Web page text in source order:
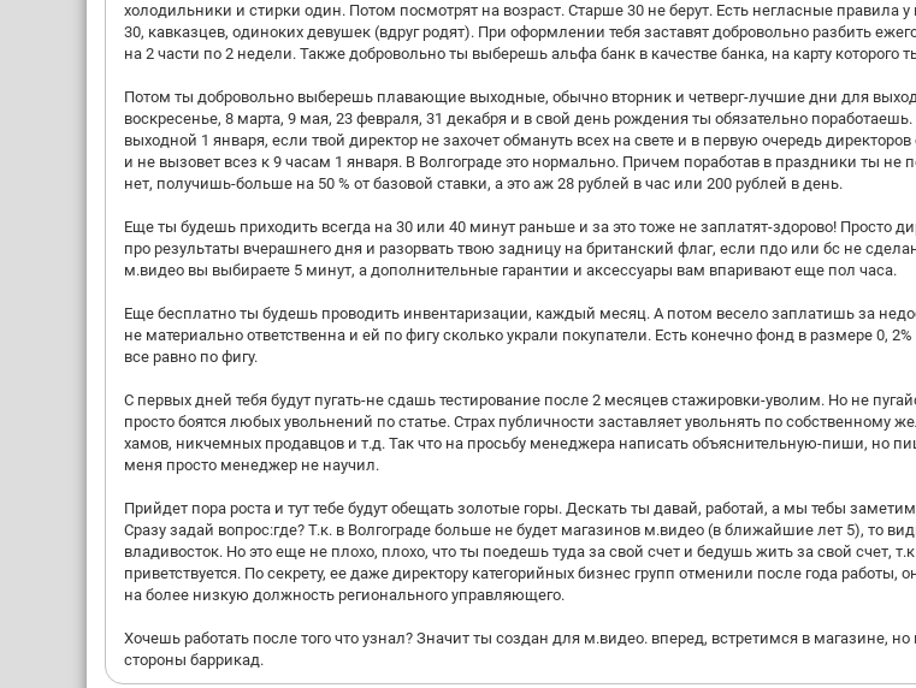
холодильники и стирки один. Потом посмотрят на возраст. Старше 30 не берут. Есть негласные правила
30, кавказцев, одиноких девушек (вдруг родят). При оформлении тебя заставят добровольно разбить
на 2 части по 2 недели. Также добровольно ты выберешь альфа банк в качестве банка, на карту которого
Потом ты добровольно выберешь плавающие выходные, обычно вторник и четверг-лучшие дни для
воскресенье, 8 марта, 9 мая, 23 февраля, 31 декабря и в свой день рождения ты обязательно
выходной 1 января, если твой директор не захочет обмануть всех на свете и в первую очередь
и не вызовет всез к 9 часам 1 января. В Волгограде это нормально. Причем поработав в праздники ты не
нет, получишь-больше на 50 % от базовой ставки, а это аж 28 рублей в час или 200 рублей в день.
Еще ты будешь приходить всегда на 30 или 40 минут раньше и за это тоже не заплатят-здорово! Просто
про результаты вчерашнего дня и разорвать твою задницу на британский флаг, если пдо или бс не
м.видео вы выбираете 5 минут, а дополнительные гарантии и аксессуары вам впаривают еще пол часа.
Еще бесплатно ты будешь проводить инвентаризации, каждый месяц. А потом весело заплатишь за
не материально ответственна и ей по фигу сколько украли покупатели. Есть конечно фонд в размере 0,
все равно по фигу.
С первых дней тебя будут пугать-не сдашь тестирование после 2 месяцев стажировки-уволим. Но не
просто боятся любых увольнений по статье. Страх публичности заставляет увольнять по собственному
хамов, никчемных продавцов и т.д. Так что на просьбу менеджера написать объяснительную-пиши, но
меня просто менеджер не научил.
Прийдет пора роста и тут тебе будут обещать золотые горы. Дескать ты давай, работай, а мы тебы
Сразу задай вопрос:где? Т.к. в Волгограде больше не будет магазинов м.видео (в ближайшие лет 5), то
владивосток. Но это еще не плохо, плохо, что ты поедешь туда за свой счет и бедушь жить за свой счет,
приветствуется. По секрету, ее даже директору категорийных бизнес групп отменили после года
на более низкую должность регионального управляющего.
Хочешь работать после того что узнал? Значит ты создан для м.видео. вперед, встретимся в магазине,
стороны баррикад.